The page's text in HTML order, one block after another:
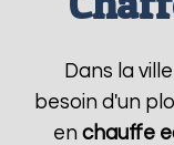
Dans la
besoin d'un
en chauffe